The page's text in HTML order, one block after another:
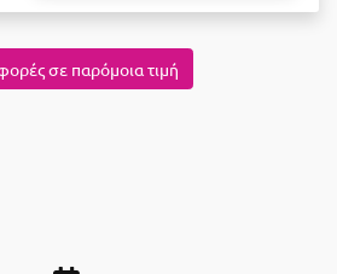
σε παρόμοια τιμή